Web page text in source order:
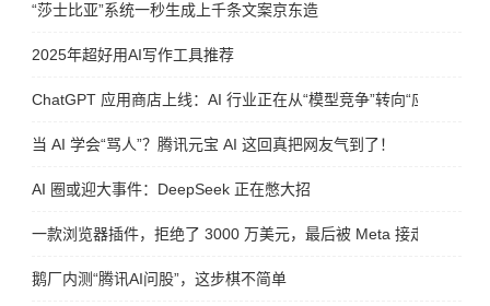
“莎士比亚”系统一秒生成上千条文案京东造
2025年超好用AI写作工具推荐
ChatGPT 应用商店上线：AI 行业正在从“模型竞争”转向“应用竞争”
当 AI 学会“骂人”？腾讯元宝 AI 这回真把网友气到了！
AI 圈或迎大事件：DeepSeek 正在憋大招
一款浏览器插件，拒绝了 3000 万美元，最后被 Meta 接走
鹅厂内测“腾讯AI问股”，这步棋不简单